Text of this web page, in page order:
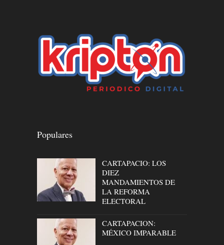
Populares
CARTAPACIO: LOS
DIEZ
MANDAMIENTOS DE
LA REFORMA
ELECTORAL
CARTAPACION:
MÉXICO IMPARABLE